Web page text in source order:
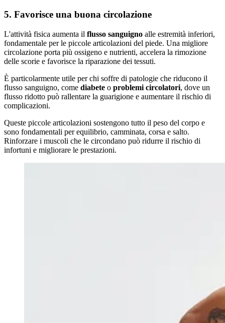
5. Favorisce una buona circolazione
L'attività fisica aumenta il flusso sanguigno alle estremità inferiori,
fondamentale per le piccole articolazioni del piede. Una migliore
circolazione porta più ossigeno e nutrienti, accelera la rimozione
delle scorie e favorisce la riparazione dei tessuti.
È particolarmente utile per chi soffre di patologie che riducono il
flusso sanguigno, come diabete o problemi circolatori, dove un
flusso ridotto può rallentare la guarigione e aumentare il rischio di
complicazioni.
Queste piccole articolazioni sostengono tutto il peso del corpo e
sono fondamentali per equilibrio, camminata, corsa e salto.
Rinforzare i muscoli che le circondano può ridurre il rischio di
infortuni e migliorare le prestazioni.